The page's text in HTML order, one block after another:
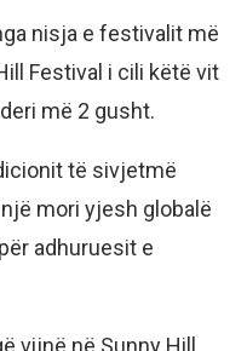
nisja e festivalit më
Festival i cili këtë vit
më 2 gusht.
të sivjetmë
mori yjesh globalë
adhuruesit e
vijnë në Sunny Hill